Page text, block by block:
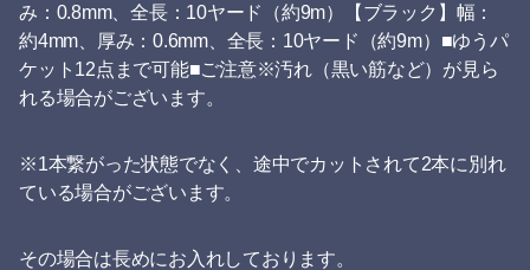
み：0.8mm、全長：10ヤード（約9m）【ブラック】幅：
約4mm、厚み：0.6mm、全長：10ヤード（約9m）■ゆうパ
ケット12点まで可能■ご注意※汚れ（黒い筋など）が見ら
れる場合がございます。
※1本繋がった状態でなく、途中でカットされて2本に別れ
ている場合がございます。
その場合は長めにお入れしております。